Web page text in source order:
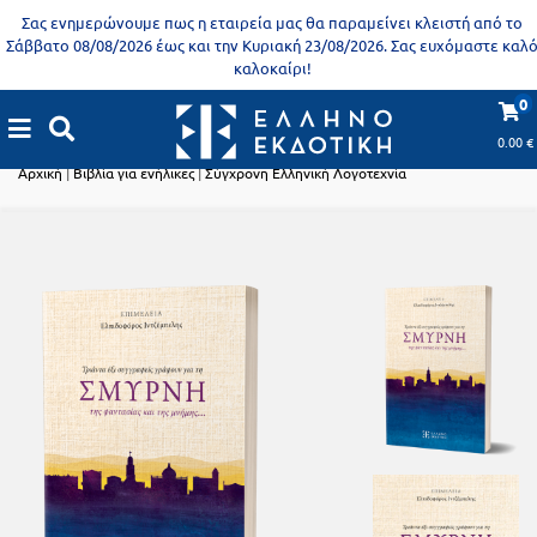
Σας ενημερώνουμε πως η εταιρεία μας θα παραμείνει κλειστή από το
Σάββατο 08/08/2026 έως και την Κυριακή 23/08/2026. Σας ευχόμαστε καλό
καλοκαίρι!
0
0.00€
X
Βιβλία
ενήλικες
Αποκλειστική
διάθεση
Trivia
Books
- Η
γνώση
είναι
Προδημοτική
εκπαίδευση
Εκπαιδευτικές
αφίσες
Βιβλία
Ελληνίζειν
Δημοτικό
Α΄
Τάξη
Βιβλία για ενήλικες
Αρχική|Βιβλία για ενήλικες|Σύγχρονη Ελληνική Λογοτεχνία